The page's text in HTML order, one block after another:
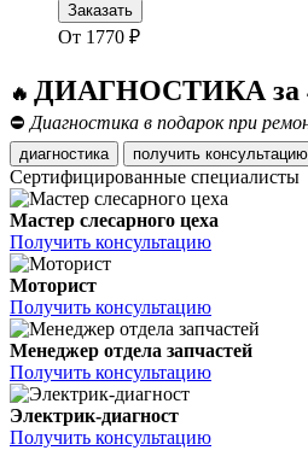
Заказать
От 1770 ₽
🔥 ДИАГНОСТИКА за
⛔ Диагностика в подарок при
диагностика получить консультацию
Сертифицированные специалисты
Мастер слесарного цеха
Получить консультацию
Моторист
Получить консультацию
Менеджер отдела запчастей
Получить консультацию
Электрик-диагност
Получить консультацию